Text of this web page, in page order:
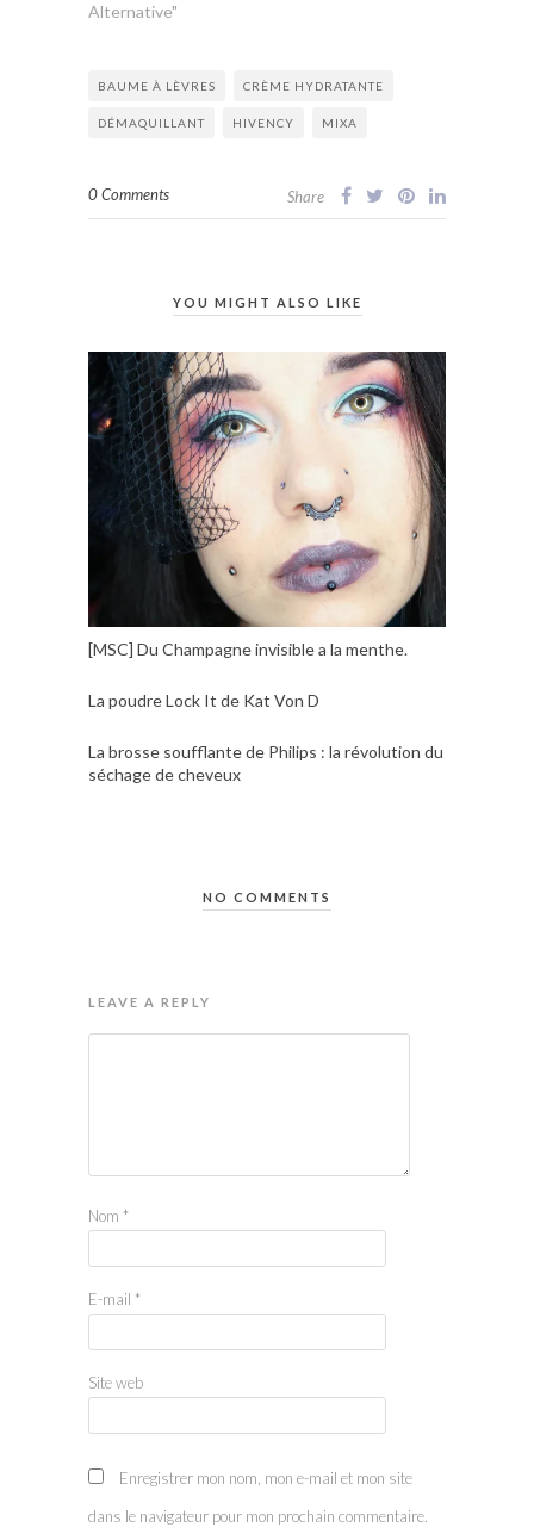
Alternative"
BAUME À LÈVRES CRÈME HYDRATANTE
DÉMAQUILLANT HIVENCY MIXA
0 Comments Share
YOU MIGHT ALSO LIKE
[MSC] Du Champagne invisible a la menthe.
La poudre Lock It de Kat Von D
La brosse soufflante de Philips : la révolution du
séchage de cheveux
NO COMMENTS
LEAVE A REPLY
Nom *
E-mail *
Site web
Enregistrer mon nom, mon e-mail et mon site
dans le navigateur pour mon prochain commentaire.